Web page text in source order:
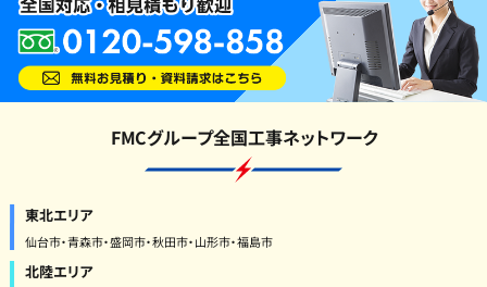
FMCグループ全国工事ネットワーク
東北エリア
仙台市・青森市・盛岡市・秋田市・山形市・福島市
北陸エリア